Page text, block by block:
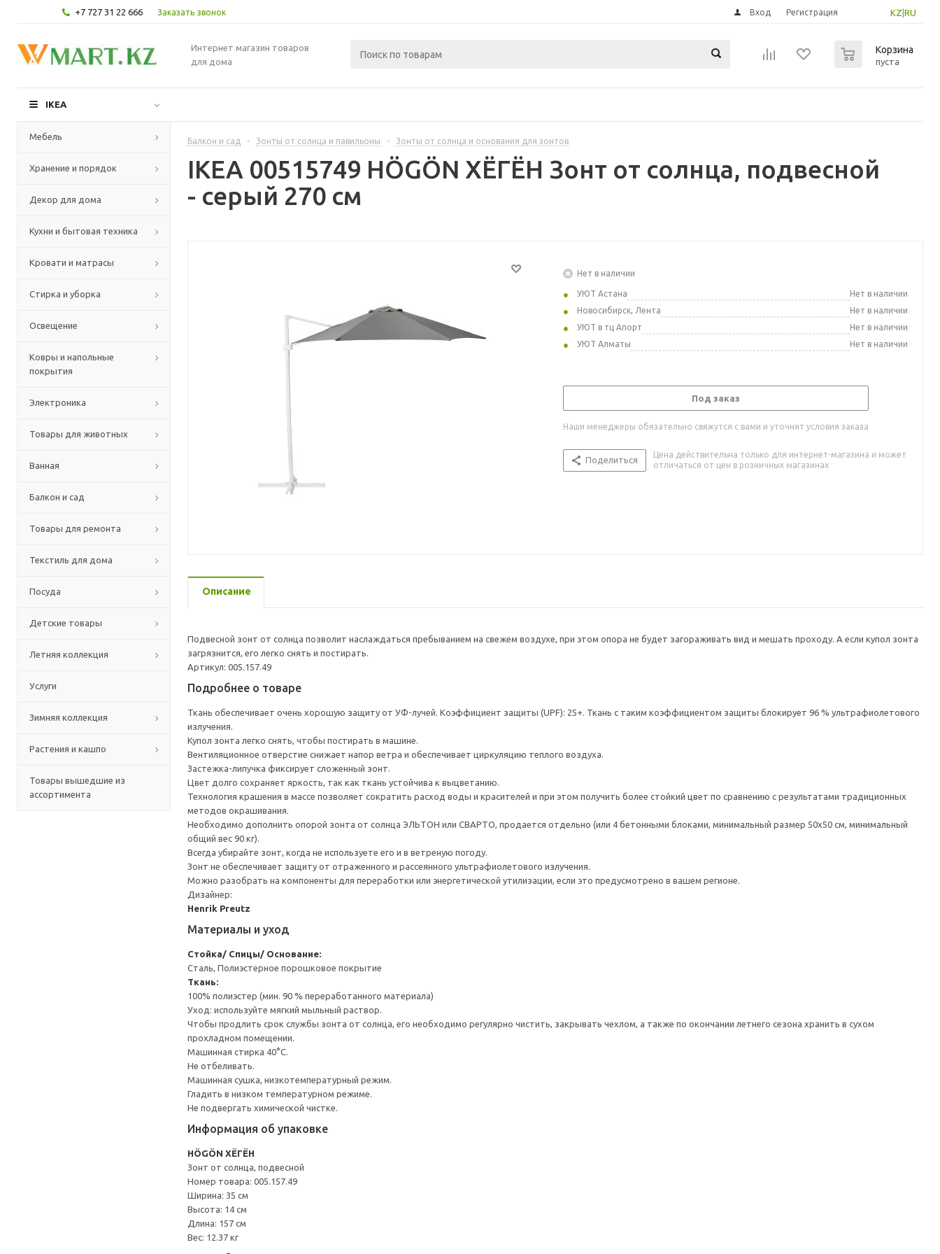
+7 727 31 22 666 Заказать звонок KZ RU
Вход Регистрация
Интернет магазин товаров
для дома
Корзина
пуста
IKEA
Мебель
Хранение и порядок
Декор для дома
Кухни и бытовая техника
Кровати и матрасы
Стирка и уборка
Освещение
Ковры и напольные
покрытия
Электроника
Товары для животных
Ванная
Балкон и сад
Товары для ремонта
Текстиль для дома
Посуда
Детские товары
Летняя коллекция
Услуги
Зимняя коллекция
Растения и кашпо
Товары вышедшие из
ассортимента
Балкон и сад - Зонты от солнца и павильоны - Зонты от солнца и основания для зонтов
IKEA 00515749 HÖGÖN ХЁГЁН Зонт от солнца, подвесной
- серый 270 см
Нет в наличии
УЮТ Астана
Нет в наличии
Новосибирск, Лента
Нет в наличии
УЮТ в тц Апорт
Нет в наличии
УЮТ Алматы
Нет в наличии
Под заказ
Наши менеджеры обязательно свяжутся с вами и уточнят условия заказа
Поделиться
Цена действительна только для интернет-магазина и может
отличаться от цен в розничных магазинах
Описание
Подвесной зонт от солнца позволит наслаждаться пребыванием на свежем воздухе, при этом опора не будет загораживать вид и мешать проходу. А если купол зонта
загрязнится, его легко снять и постирать.
Артикул: 005.157.49
Подробнее о товаре
Ткань обеспечивает очень хорошую защиту от УФ-лучей. Коэффициент защиты (UPF): 25+. Ткань с таким коэффициентом защиты блокирует 96 % ультрафиолетового
излучения.
Купол зонта легко снять, чтобы постирать в машине.
Вентиляционное отверстие снижает напор ветра и обеспечивает циркуляцию теплого воздуха.
Застежка-липучка фиксирует сложенный зонт.
Цвет долго сохраняет яркость, так как ткань устойчива к выцветанию.
Технология крашения в массе позволяет сократить расход воды и красителей и при этом получить более стойкий цвет по сравнению с результатами традиционных
методов окрашивания.
Необходимо дополнить опорой зонта от солнца ЭЛЬТОН или СВАРТО, продается отдельно (или 4 бетонными блоками, минимальный размер 50x50 см, минимальный
общий вес 90 кг).
Всегда убирайте зонт, когда не используете его и в ветреную погоду.
Зонт не обеспечивает защиту от отраженного и рассеянного ультрафиолетового излучения.
Можно разобрать на компоненты для переработки или энергетической утилизации, если это предусмотрено в вашем регионе.
Дизайнер:
Henrik Preutz
Материалы и уход
Стойка/ Спицы/ Основание:
Сталь, Полиэстерное порошковое покрытие
Ткань:
100% полиэстер (мин. 90 % переработанного материала)
Уход: используйте мягкий мыльный раствор.
Чтобы продлить срок службы зонта от солнца, его необходимо регулярно чистить, закрывать чехлом, а также по окончании летнего сезона хранить в сухом
прохладном помещении.
Машинная стирка 40°С.
Не отбеливать.
Машинная сушка, низкотемпературный режим.
Гладить в низком температурном режиме.
Не подвергать химической чистке.
Информация об упаковке
HÖGÖN ХЁГЁН
Зонт от солнца, подвесной
Номер товара: 005.157.49
Ширина: 35 см
Высота: 14 см
Длина: 157 см
Вес: 12.37 кг